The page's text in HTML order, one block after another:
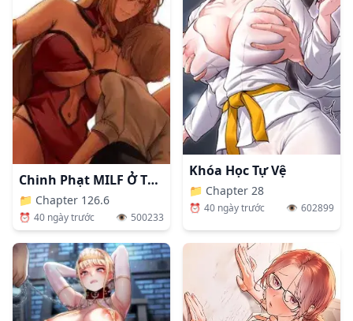
Chinh Phạt MILF Ở Thế Giới Khác
📁 Chapter 126.6
⏰ 40 ngày trước 👁️ 500233
Khóa Học Tự Vệ
📁 Chapter 28
⏰ 40 ngày trước 👁️ 602899